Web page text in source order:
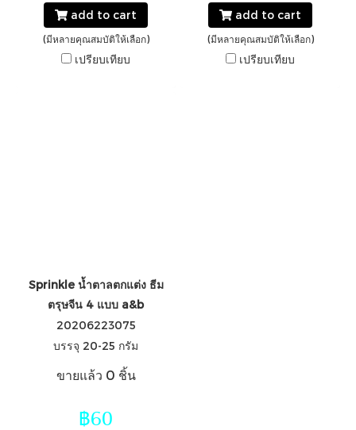
add to cart
(มีหลายคุณสมบัติให้เลือก)
เปรียบเทียบ
add to cart
(มีหลายคุณสมบัติให้เลือก)
เปรียบเทียบ
Sprinkle น้ำตาลตกแต่ง ธีม
ตรุษจีน 4 แบบ a&b
20206223075
บรรจุ 20-25 กรัม
ขายแล้ว 0 ชิ้น
฿60